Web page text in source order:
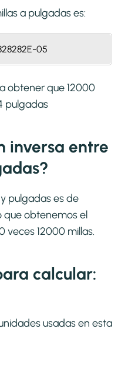
a pulgadases:
05
obtener que 12000
pulgadas
inversa entre
pulgadas es de
que obtenemos el
veces 12000 millas.
calcular:
usadas en esta